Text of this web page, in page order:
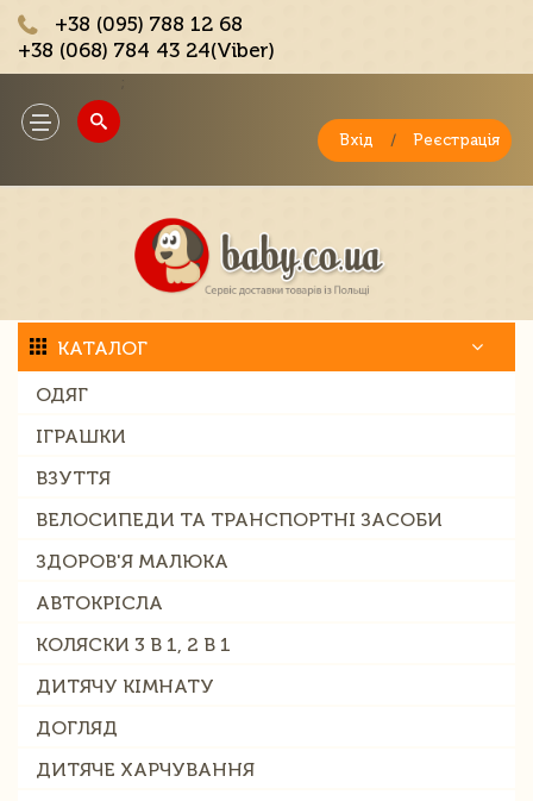
+38 (095) 788 12 68
+38 (068) 784 43 24(Viber)
Toggle
navigation
Вхід / Реєстрація
КАТАЛОГ
ОДЯГ
ІГРАШКИ
ВЗУТТЯ
ВЕЛОСИПЕДИ ТА ТРАНСПОРТНІ ЗАСОБИ
ЗДОРОВ'Я МАЛЮКА
АВТОКРІСЛА
КОЛЯСКИ 3 В 1, 2 В 1
ДИТЯЧУ КІМНАТУ
ДОГЛЯД
ДИТЯЧЕ ХАРЧУВАННЯ